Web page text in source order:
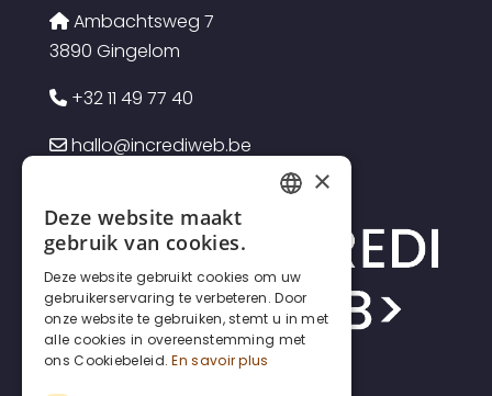
Ambachtsweg 7
3890 Gingelom
+32 11 49 77 40
hallo@incrediweb.be
DUTCH
ENGLISH
×
Deze website maakt
gebruik van cookies.
Deze website gebruikt cookies om uw
gebruikerservaring te verbeteren. Door
onze website te gebruiken, stemt u in met
alle cookies in overeenstemming met
ons Cookiebeleid. En savoir plus